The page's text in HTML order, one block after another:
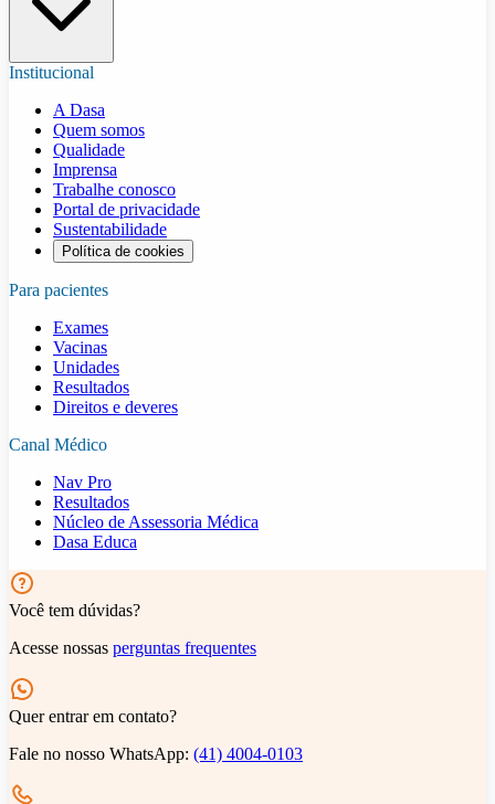
Institucional
A Dasa
Quem somos
Qualidade
Imprensa
Trabalhe conosco
Portal de privacidade
Sustentabilidade
Política de cookies
Para pacientes
Exames
Vacinas
Unidades
Resultados
Direitos e deveres
Canal Médico
Nav Pro
Resultados
Núcleo de Assessoria Médica
Dasa Educa
Você tem dúvidas?
Acesse nossas perguntas frequentes
Quer entrar em contato?
Fale no nosso WhatsApp: (41) 4004-0103